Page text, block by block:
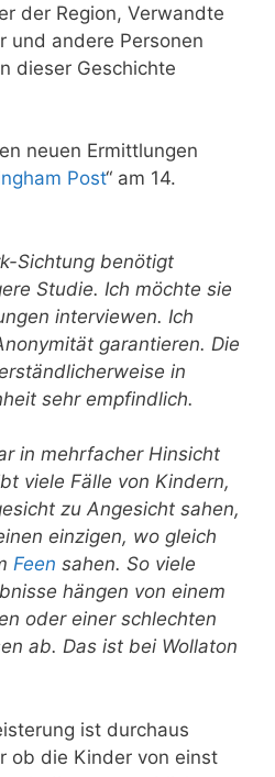
der Region, Verwandte
und andere Personen
dieser Geschichte
neuen Ermittlungen
Post“ am 14.
Sichtung benötigt
Studie. Ich möchte sie
interviewen. Ich
garantieren. Die
in
sehr empfindlich.
in mehrfacher Hinsicht
viele Fälle von Kindern,
zu Angesicht sahen,
einzigen, wo gleich
Feen sahen. So viele
hängen von einem
oder einer schlechten
ab. Das ist bei Wollaton
ist durchaus
ob die Kinder von einst